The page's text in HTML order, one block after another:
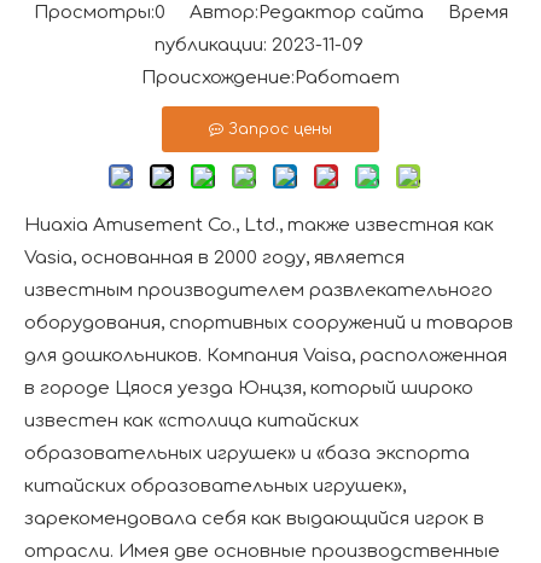
Просмотры:0 Автор:Pедактор сайта Время
публикации: 2023-11-09
Происхождение:Работает
Запрос цены
Huaxia Amusement Co., Ltd., также известная как
Vasia, основанная в 2000 году, является
известным производителем развлекательного
оборудования, спортивных сооружений и товаров
для дошкольников. Компания Vaisa, расположенная
в городе Цяося уезда Юнцзя, который широко
известен как «столица китайских
образовательных игрушек» и «база экспорта
китайских образовательных игрушек»,
зарекомендовала себя как выдающийся игрок в
отрасли. Имея две основные производственные